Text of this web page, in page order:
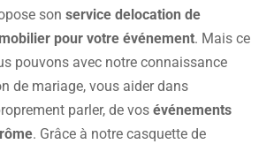
son service delocation de
pour votre événement. Mais ce
pouvons avec notre connaissance
de mariage, vous aider dans
parler, de vos événements
. Grâce à notre casquette de